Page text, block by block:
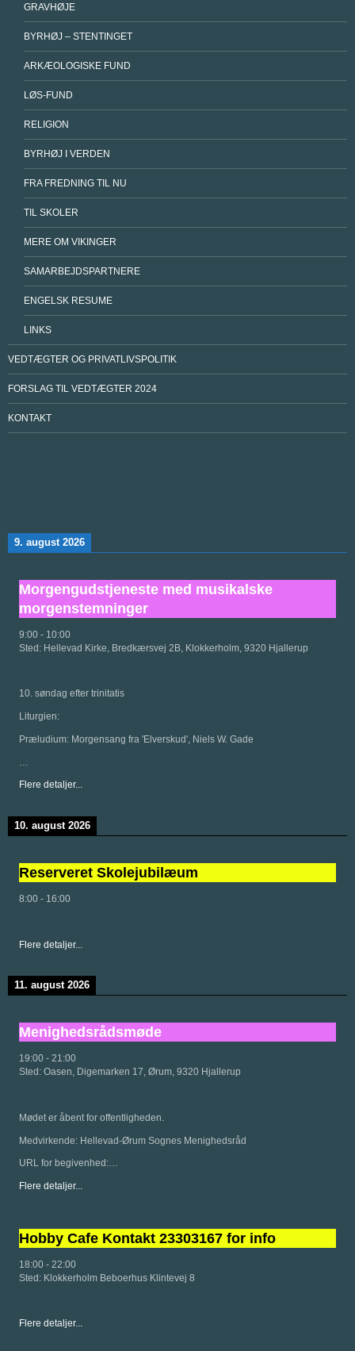
GRAVHØJE
BYRHØJ – STENTINGET
ARKÆOLOGISKE FUND
LØS-FUND
RELIGION
BYRHØJ I VERDEN
FRA FREDNING TIL NU
TIL SKOLER
MERE OM VIKINGER
SAMARBEJDSPARTNERE
ENGELSK RESUME
LINKS
VEDTÆGTER OG PRIVATLIVSPOLITIK
FORSLAG TIL VEDTÆGTER 2024
KONTAKT
9. august 2026
Morgengudstjeneste med musikalske
morgenstemninger
9:00 - 10:00
Sted: Hellevad Kirke, Bredkærsvej 2B, Klokkerholm, 9320 Hjallerup
10. søndag efter trinitatis
Liturgien:
Præludium: Morgensang fra 'Elverskud', Niels W. Gade
Flere detaljer...
10. august 2026
Reserveret Skolejubilæum
8:00 - 16:00
Flere detaljer...
11. august 2026
Menighedsrådsmøde
19:00 - 21:00
Sted: Oasen, Digemarken 17, Ørum, 9320 Hjallerup
Mødet er åbent for offentligheden.
Medvirkende: Hellevad-Ørum Sognes Menighedsråd
URL for begivenhed:…
Flere detaljer...
Hobby Cafe Kontakt 23303167 for info
18:00 - 22:00
Sted: Klokkerholm Beboerhus Klintevej 8
Flere detaljer...